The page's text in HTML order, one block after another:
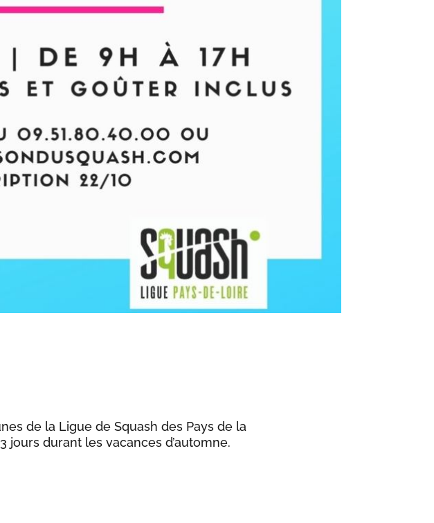
de la Ligue de Squash des Pays de la
durant les vacances d’automne.